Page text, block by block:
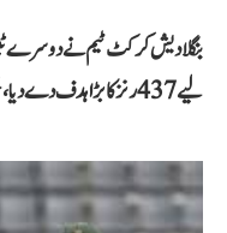
بنگلا دیش کرکٹ ٹیم نے دوسرے
لیے 437 رنز کا بڑا ہدف دے دیا، جبکہ تیسرے روز کھیل کے اختتام تک…